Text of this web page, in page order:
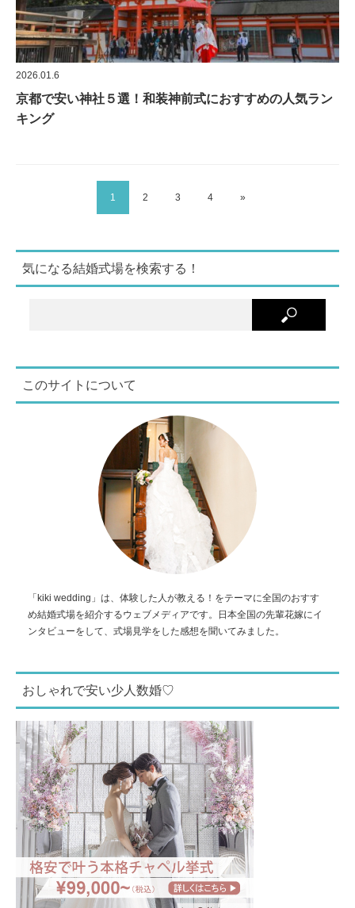
2026.01.6
京都で安い神社５選！和装神前式におすすめの人気ラン
キング
1 2 3 4 »
気になる結婚式場を検索する！
このサイトについて
「kiki wedding」は、体験した人が教える！をテーマに全国のおすす
め結婚式場を紹介するウェブメディアです。日本全国の先輩花嫁にイ
ンタビューをして、式場見学をした感想を聞いてみました。
おしゃれで安い少人数婚♡